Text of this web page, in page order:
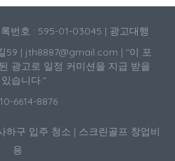
번호 : 595-01-03045 | 광고대행
59 | jth8887@gmail.com | "이 포
광고로 일정 커미션을 지급 받을
습니다."
6614-8876
하구 입주 청소 | 스크린골프 창업비
용